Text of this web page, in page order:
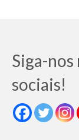
Siga-nos
sociais!